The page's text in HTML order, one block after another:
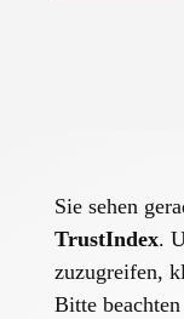
Sie sehen
TrustIndex.
zuzugreifen,
Bitte